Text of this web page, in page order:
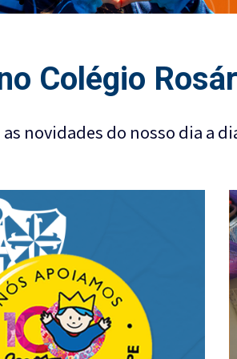
Colégio
novidades do nosso dia a